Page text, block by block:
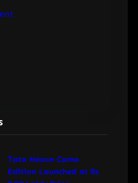
Tata Nexon Camo
Edition Launched at Rs